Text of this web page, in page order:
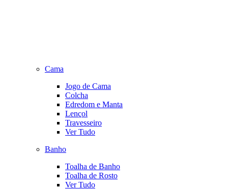
Cama
Jogo de Cama
Colcha
Edredom e Manta
Lençol
Travesseiro
Ver Tudo
Banho
Toalha de Banho
Toalha de Rosto
Ver Tudo